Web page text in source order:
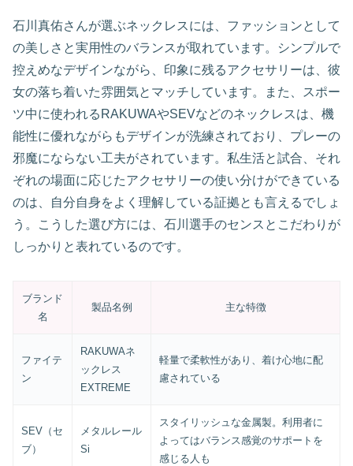
石川真佑さんが選ぶネックレスには、ファッションとして
の美しさと実用性のバランスが取れています。シンプルで
控えめなデザインながら、印象に残るアクセサリーは、彼
女の落ち着いた雰囲気とマッチしています。また、スポー
ツ中に使われるRAKUWAやSEVなどのネックレスは、機
能性に優れながらもデザインが洗練されており、プレーの
邪魔にならない工夫がされています。私生活と試合、それ
ぞれの場面に応じたアクセサリーの使い分けができている
のは、自分自身をよく理解している証拠とも言えるでしょ
う。こうした選び方には、石川選手のセンスとこだわりが
しっかりと表れているのです。
ブランド
名
製品名例 主な特徴
ファイテ
ン
RAKUWAネ
ックレス
EXTREME
軽量で柔軟性があり、着け心地に配
慮されている
SEV（セ
ブ）
メタルレール
Si
スタイリッシュな金属製。利用者に
よってはバランス感覚のサポートを
感じる人も